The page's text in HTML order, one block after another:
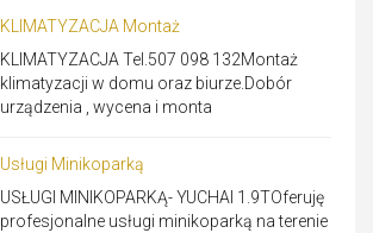
KLIMATYZACJA Montaż
KLIMATYZACJA Tel.507 098 132Montaż
klimatyzacji w domu oraz biurze.Dobór
urządzenia , wycena i monta
Usługi Minikoparką
USŁUGI MINIKOPARKĄ- YUCHAI 1.9TOferuję
profesjonalne usługi minikoparką na terenie